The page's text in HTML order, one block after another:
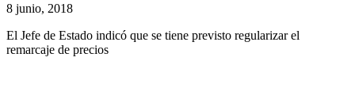
8 junio, 2018
El Jefe de Estado indicó que se tiene previsto regularizar el
remarcaje de precios